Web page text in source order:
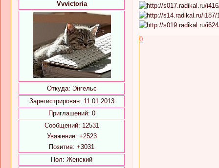
Vvvictoria
Откуда: Энгельс
Зарегистрирован: 11.01.2013
Приглашений: 0
Сообщений: 12531
Уважение: +2523
Позитив: +3031
Пол: Женский
0